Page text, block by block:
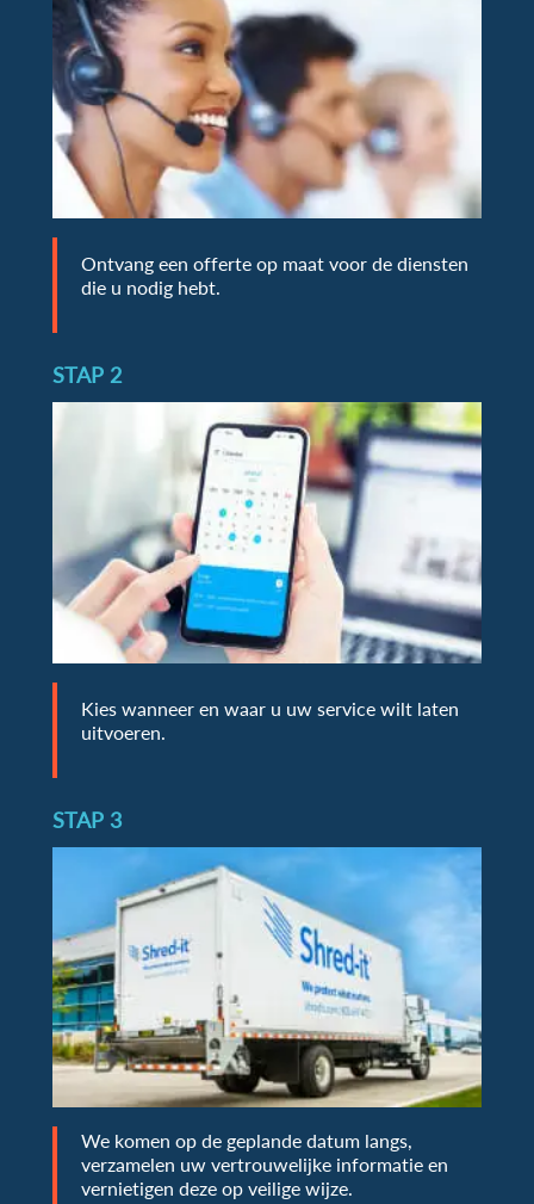
Ontvang een offerte op maat voor de diensten
die u nodig hebt.
STAP 2
Kies wanneer en waar u uw service wilt laten
uitvoeren.
STAP 3
We komen op de geplande datum langs,
verzamelen uw vertrouwelijke informatie en
vernietigen deze op veilige wijze.